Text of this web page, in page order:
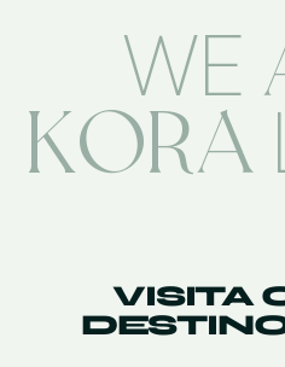
WE
KORA
VISITA